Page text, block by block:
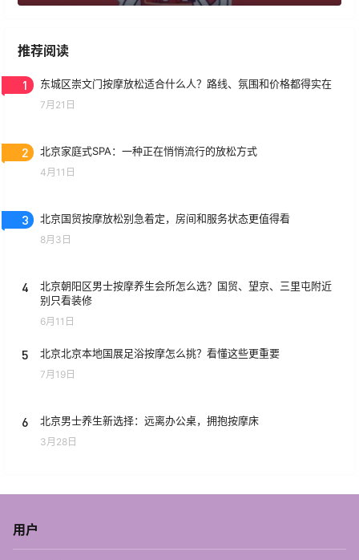
推荐阅读
1 东城区崇文门按摩放松适合什么人？路线、氛围和价格都得实在
7月21日
2 北京家庭式SPA：一种正在悄悄流行的放松方式
4月11日
3 北京国贸按摩放松别急着定，房间和服务状态更值得看
8月3日
4
北京朝阳区男士按摩养生会所怎么选？国贸、望京、三里屯附近
别只看装修
6月11日
5 北京北京本地国展足浴按摩怎么挑？看懂这些更重要
7月19日
6 北京男士养生新选择：远离办公桌，拥抱按摩床
3月28日
用户